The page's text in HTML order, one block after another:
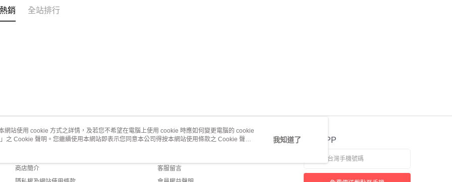
銷 全站排行
關於我們
商店簡介
客服資訊
客服留言
官方APP
網站使用 cookie 方式之詳情，及若您不希望在電腦上使用 cookie 時應如何變更電腦的 cookie
」之 Cookie 聲明。您繼續使用本網站即表示您同意本公司得按本網站使用條款之 Cookie 聲明
我知道了